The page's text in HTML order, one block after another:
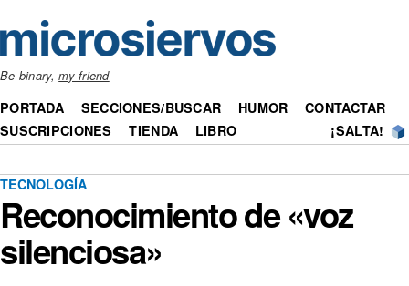
Be binary,my friend
PORTADA SECCIONES/BUSCAR HUMOR
CONTACTAR
SUSCRIPCIONES
TIENDA LIBRO ¡SALTA!
TECNOLOGÍA
Reconocimiento de «voz
silenciosa»